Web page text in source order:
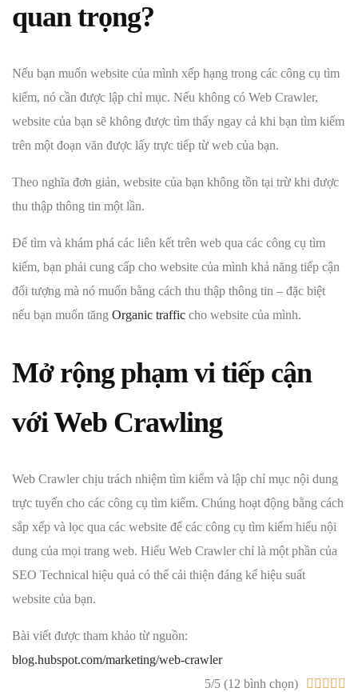
quan trọng?
Nếu bạn muốn website của mình xếp hạng trong các công cụ tìm
kiếm, nó cần được lập chỉ mục. Nếu không có Web Crawler,
website của bạn sẽ không được tìm thấy ngay cả khi bạn tìm kiếm
trên một đoạn văn được lấy trực tiếp từ web của bạn.
Theo nghĩa đơn giản, website của bạn không tồn tại trừ khi được
thu thập thông tin một lần.
Để tìm và khám phá các liên kết trên web qua các công cụ tìm
kiếm, bạn phải cung cấp cho website của mình khả năng tiếp cận
đối tượng mà nó muốn bằng cách thu thập thông tin – đặc biệt
nếu bạn muốn tăng Organic traffic cho website của mình.
Mở rộng phạm vi tiếp cận
với Web Crawling
Web Crawler chịu trách nhiệm tìm kiếm và lập chỉ mục nội dung
trực tuyến cho các công cụ tìm kiếm. Chúng hoạt động bằng cách
sắp xếp và lọc qua các website để các công cụ tìm kiếm hiểu nội
dung của mọi trang web. Hiểu Web Crawler chỉ là một phần của
SEO Technical hiệu quả có thể cải thiện đáng kể hiệu suất
website của bạn.
Bài viết được tham khảo từ nguồn:
blog.hubspot.com/marketing/web-crawler
5/5 (12 bình chọn)
    